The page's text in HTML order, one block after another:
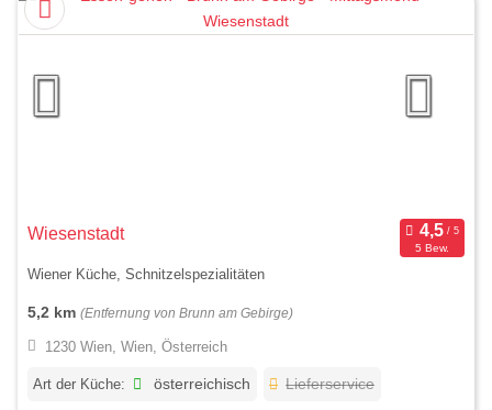
Wiesenstadt
5 Bew.
Wiener Küche, Schnitzelspezialitäten
5,2 km (Entfernung von Brunn am Gebirge)
1230 Wien, Wien, Österreich
Art der Küche: österreichisch Lieferservice